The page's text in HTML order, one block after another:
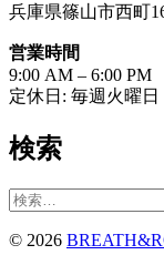
兵庫県篠山市西町
営業時間
9:00 AM – 6:00 PM
定休日: 毎週火曜日
検索
© 2026